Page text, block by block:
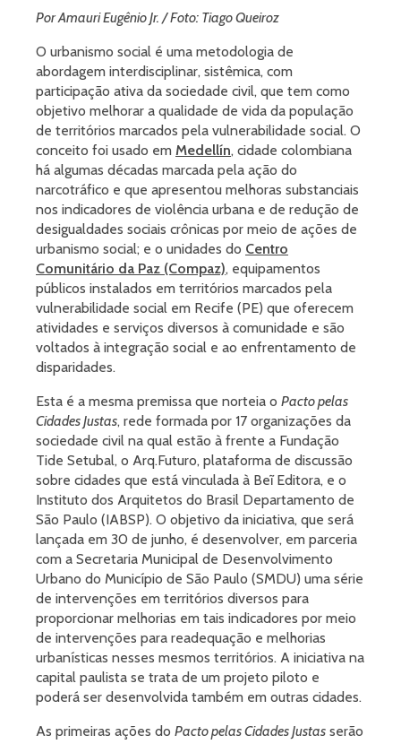
Por Amauri Eugênio Jr. / Foto: Tiago Queiroz
O urbanismo social é uma metodologia de
abordagem interdisciplinar, sistêmica, com
participação ativa da sociedade civil, que tem como
objetivo melhorar a qualidade de vida da população
de territórios marcados pela vulnerabilidade social. O
conceito foi usado em Medellín, cidade colombiana
há algumas décadas marcada pela ação do
narcotráfico e que apresentou melhoras substanciais
nos indicadores de violência urbana e de redução de
desigualdades sociais crônicas por meio de ações de
urbanismo social; e o unidades do Centro
Comunitário da Paz (Compaz), equipamentos
públicos instalados em territórios marcados pela
vulnerabilidade social em Recife (PE) que oferecem
atividades e serviços diversos à comunidade e são
voltados à integração social e ao enfrentamento de
disparidades.
Esta é a mesma premissa que norteia o Pacto pelas
Cidades Justas, rede formada por 17 organizações da
sociedade civil na qual estão à frente a Fundação
Tide Setubal, o Arq.Futuro, plataforma de discussão
sobre cidades que está vinculada à Beĩ Editora, e o
Instituto dos Arquitetos do Brasil Departamento de
São Paulo (IABSP). O objetivo da iniciativa, que será
lançada em 30 de junho, é desenvolver, em parceria
com a Secretaria Municipal de Desenvolvimento
Urbano do Município de São Paulo (SMDU) uma série
de intervenções em territórios diversos para
proporcionar melhorias em tais indicadores por meio
de intervenções para readequação e melhorias
urbanísticas nesses mesmos territórios. A iniciativa na
capital paulista se trata de um projeto piloto e
poderá ser desenvolvida também em outras cidades.
As primeiras ações do Pacto pelas Cidades Justas serão